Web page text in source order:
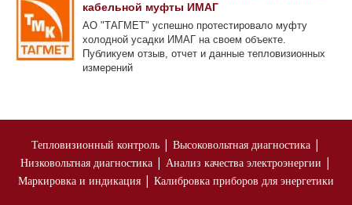
кабельной муфты ИМАГ
АО "ТАГМЕТ" успешно протестировало муфту
холодной усадки ИМАГ на своем объекте.
Публикуем отзыв, отчет и данные тепловизионных
измерений
Тепловизионный контроль | Высоковольтная диагностика |
Низковольтная диагностика | Анализ качества электроэнергии |
Маркировка и индикация | Калибровка приборов для энергетики